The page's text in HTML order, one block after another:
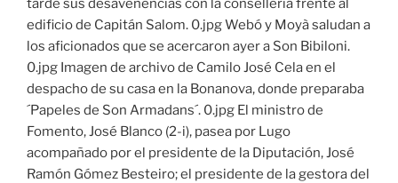
tarde sus desavenencias con la conselleria frente al
edificio de Capitán Salom. 0.jpg Webó y Moyà saludan a
los aficionados que se acercaron ayer a Son Bibiloni.
0.jpg Imagen de archivo de Camilo José Cela en el
despacho de su casa en la Bonanova, donde preparaba
´Papeles de Son Armadans´. 0.jpg El ministro de
Fomento, José Blanco (2-i), pasea por Lugo
acompañado por el presidente de la Diputación, José
Ramón Gómez Besteiro; el presidente de la gestora del